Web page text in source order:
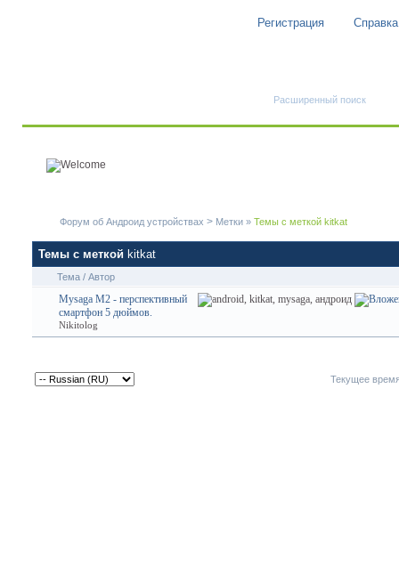
Регистрация Справка
Расширенный поиск
Форум об Андроид устройствах > Метки » Темы с меткой kitkat
Темы с меткой kitkat
Тема / Автор
Mysaga M2 - перспективный
смартфон 5 дюймов.
Nikitolog
Текущее